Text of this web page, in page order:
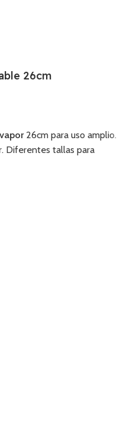
26cm
26cm para uso amplio.
Diferentes tallas para